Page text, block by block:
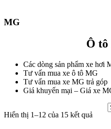
MG
Ô
Các dòng sản phẩm xe hơi
Tư vấn mua xe ô tô MG
Tư vấn mua xe MG trả góp
Giá khuyến mại – Giá xe
Hiển thị 1–12 của 15 kết quả